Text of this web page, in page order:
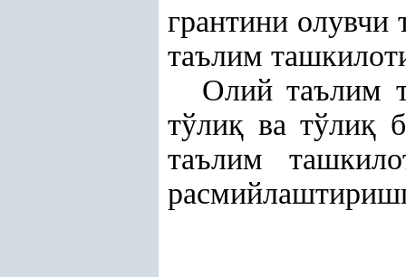
грантини олувчи
таълим
Олий таълим
тўлиқ ва тўлиқ
таълим